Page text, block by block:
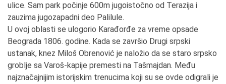
ulice. Sam park počinje 600m jugoistočno od Terazija i
zauzima jugozapadni deo Palilule.
U ovoj oblasti se ulogorio Karađorđe za vreme opsade
Beograda 1806. godine. Kada se završio Drugi srpski
ustanak, knez Miloš Obrenović je naložio da se staro srpsko
groblje sa Varoš-kapije premesti na Tašmajdan. Među
najznačajnijim istorijskim trenucima koji su se ovde odigrali je